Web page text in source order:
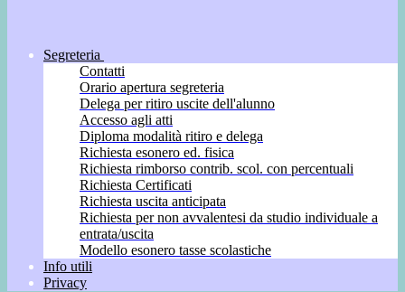
Segreteria
Contatti
Orario apertura segreteria
Delega per ritiro uscite dell'alunno
Accesso agli atti
Diploma modalità ritiro e delega
Richiesta esonero ed. fisica
Richiesta rimborso contrib. scol. con percentuali
Richiesta Certificati
Richiesta uscita anticipata
Richiesta per non avvalentesi da studio individuale a
entrata/uscita
Modello esonero tasse scolastiche
Info utili
Privacy